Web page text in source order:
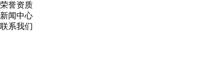
荣誉资质
新闻中心
联系我们